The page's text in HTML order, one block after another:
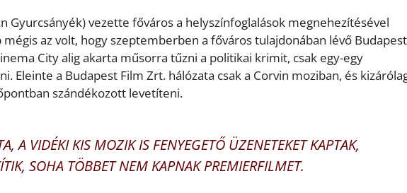
Gyurcsányék) vezette főváros a helyszínfoglalások megnehezítésével
az volt, hogy szeptemberben a főváros tulajdonában lévő Budapest
City alig akarta műsorra tűzni a politikai krimit, csak egy-egy
Eleinte a Budapest Film Zrt. hálózata csak a Corvin moziban, és
szándékozott levetíteni.
A VIDÉKI KIS MOZIK IS FENYEGETŐ ÜZENETEKET KAPTAK,
SOHA TÖBBET NEM KAPNAK PREMIERFILMET.